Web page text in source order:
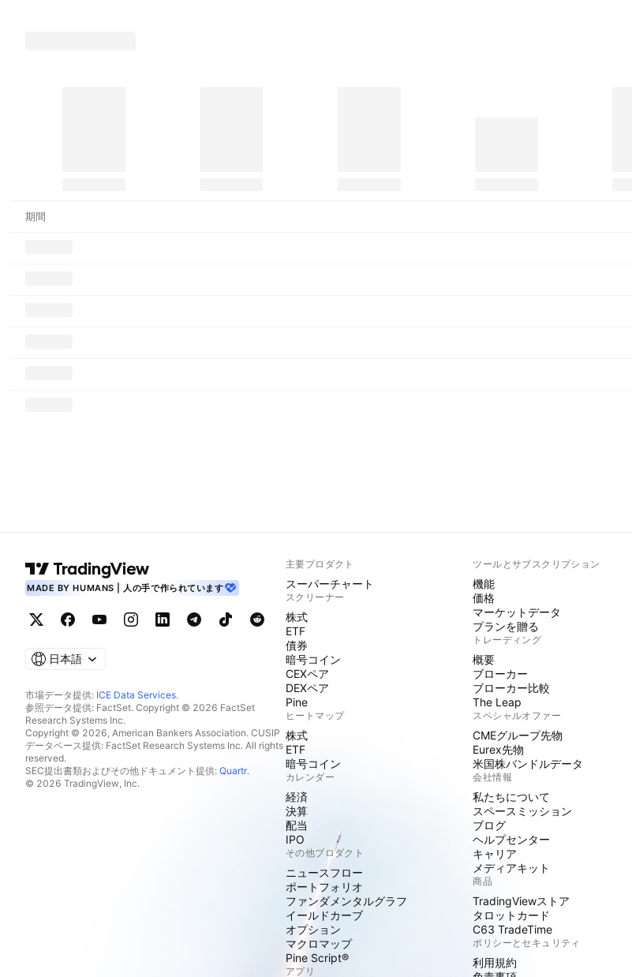
期間
MADE BY HUMANS | 人の手で作られています
日本語
市場データ提供: ICE Data Services.
参照データ提供: FactSet. Copyright © 2026 FactSet
Research Systems Inc.
Copyright © 2026, American Bankers Association. CUSIP
データベース提供: FactSet Research Systems Inc. All rights
reserved.
SEC提出書類およびその他ドキュメント提供: Quartr.
© 2026 TradingView, Inc.
主要プロダクト
スーパーチャート
スクリーナー
株式
ETF
債券
暗号コイン
CEXペア
DEXペア
Pine
ヒートマップ
株式
ETF
暗号コイン
カレンダー
経済
決算
配当
IPO
その他プロダクト
ニュースフロー
ポートフォリオ
ファンダメンタルグラフ
イールドカーブ
オプション
マクロマップ
Pine Script®
アプリ
ツールとサブスクリプション
機能
価格
マーケットデータ
プランを贈る
トレーディング
概要
ブローカー
ブローカー比較
The Leap
スペシャルオファー
CMEグループ先物
Eurex先物
米国株バンドルデータ
会社情報
私たちについて
スペースミッション
ブログ
ヘルプセンター
キャリア
メディアキット
商品
TradingViewストア
タロットカード
C63 TradeTime
ポリシーとセキュリティ
利用規約